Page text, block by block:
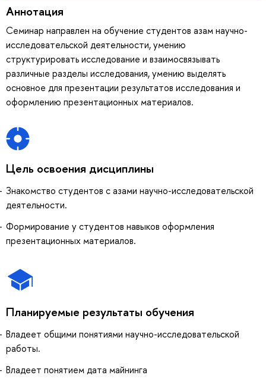
Аннотация
Семинар направлен на обучение студентов азам научно-
исследовательской деятельности, умению
структурировать исследование и взаимосвязывать
различные разделы исследования, умению выделять
основное для презентации результатов исследования и
оформлению презентационных материалов.
Цель освоения дисциплины
Знакомство студентов с азами научно-исследовательской
деятельности.
Формирование у студентов навыков оформления
презентационных материалов.
Планируемые результаты обучения
Владеет общими понятиями научно-исследовательской
работы.
Владеет понятием дата майнинга